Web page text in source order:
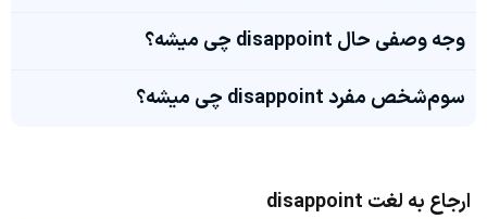
وجه وصفی حال disappoint چی میشه؟
سوم‌شخص مفرد disappoint چی میشه؟
ارجاع به لغت disappoint